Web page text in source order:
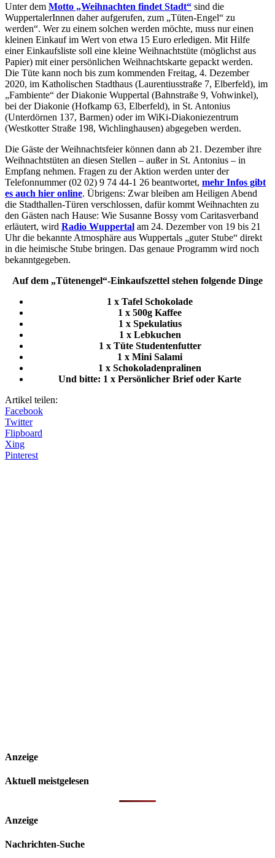
Unter dem Motto „Weihnachten findet Stadt“ sind die
WuppertalerInnen daher aufgerufen, zum „Tüten-Engel“ zu
werden“. Wer zu einem solchen werden möchte, muss nur einen
kleinen Einkauf im Wert von etwa 15 Euro erledigen. Mit Hilfe
einer Einkaufsliste soll eine kleine Weihnachtstüte (möglichst aus
Papier) mit einer persönlichen Weihnachtskarte gepackt werden.
Die Tüte kann noch bis zum kommenden Freitag, 4. Dezember
2020, im Katholischen Stadthaus (Laurentiusstraße 7, Elberfeld), im
„Fambiente“ der Diakonie Wuppertal (Bahnstraße 9, Vohwinkel),
bei der Diakonie (Hofkamp 63, Elberfeld), in St. Antonius
(Unterdörnen 137, Barmen) oder im WiKi-Diakoniezentrum
(Westkotter Straße 198, Wichlinghausen) abgegeben werden.
Die Gäste der Weihnachtsfeier können dann ab 21. Dezember ihre
Weihnachtstüten an diesen Stellen – außer in St. Antonius – in
Empfang nehmen. Fragen zu der Aktion werden unter der
Telefonnummer (02 02) 9 74 44-1 26 beantwortet, mehr Infos gibt
es auch hier online. Übrigens: Zwar bleiben am Heiligen Abend
die Stadthallen-Türen verschlossen, dafür kommt Weihnachten zu
den Gästen nach Hause: Wie Susanne Bossy vom Caritasverband
erläutert, wird Radio Wuppertal am 24. Dezember von 19 bis 21
Uhr die bekannte Atmosphäre aus Wuppertals „guter Stube“ direkt
in die heimische Stube bringen. Das genaue Programm wird noch
bekanntgegeben.
Auf dem „Tütenengel“-Einkaufszettel stehen folgende Dinge
1 x Tafel Schokolade
1 x 500g Kaffee
1 x Spekulatius
1 x Lebkuchen
1 x Tüte Studentenfutter
1 x Mini Salami
1 x Schokoladenpralinen
Und bitte: 1 x Persönlicher Brief oder Karte
Artikel teilen:
Facebook
Twitter
Flipboard
Xing
Pinterest
Anzeige
Aktuell meistgelesen
Anzeige
Nachrichten-Suche